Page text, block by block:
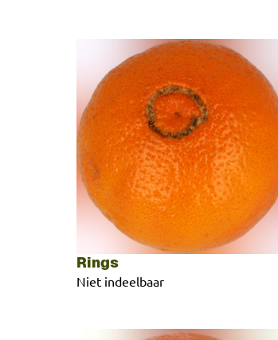
Rings
Niet indeelbaar